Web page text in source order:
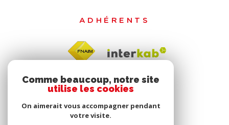
ADHÉRENTS
Comme beaucoup, notre site
utilise les cookies
On aimerait vous accompagner pendant
votre visite.